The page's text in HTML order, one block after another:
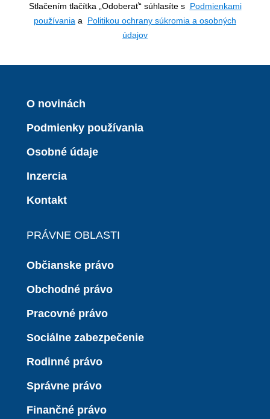
Stlačením tlačítka „Odoberať“ súhlasíte s Podmienkami
používania a Politikou ochrany súkromia a osobných
údajov
O novinách
Podmienky používania
Osobné údaje
Inzercia
Kontakt
PRÁVNE OBLASTI
Občianske právo
Obchodné právo
Pracovné právo
Sociálne zabezpečenie
Rodinné právo
Správne právo
Finančné právo